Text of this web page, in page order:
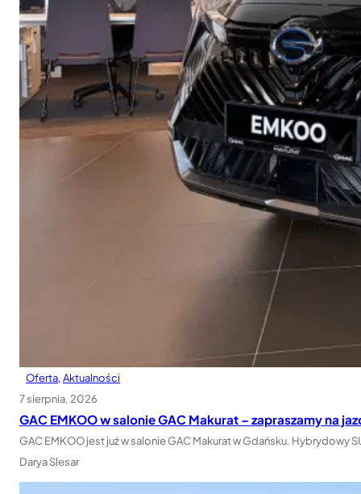
Oferta, Aktualności
7 sierpnia, 2026
GAC EMKOO w salonie GAC Makurat – zapraszamy na
GAC EMKOO jest już w salonie GAC Makurat w Gdańsku. Hybrydowy
Darya Slesar